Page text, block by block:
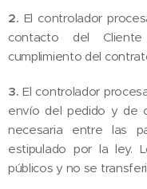
2. El controlador
contacto del
cumplimiento del
3. El controlador
envío del pedido y de
necesaria entre las
estipulado por la ley.
públicos y no se